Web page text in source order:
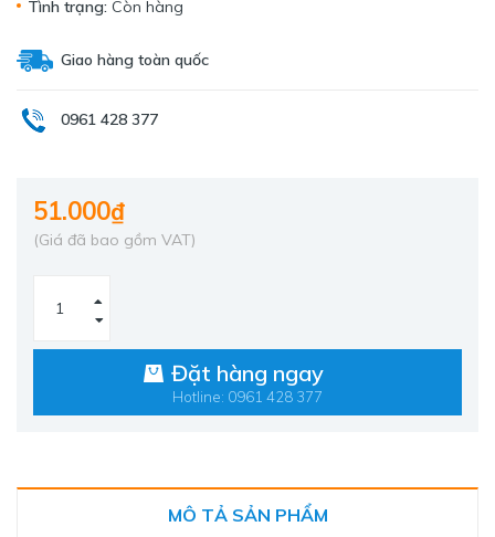
Tình trạng: Còn hàng
Giao hàng toàn quốc
0961 428 377
51.000₫
(Giá đã bao gồm VAT)
Đặt hàng ngay
Hotline: 0961 428 377
MÔ TẢ SẢN PHẨM